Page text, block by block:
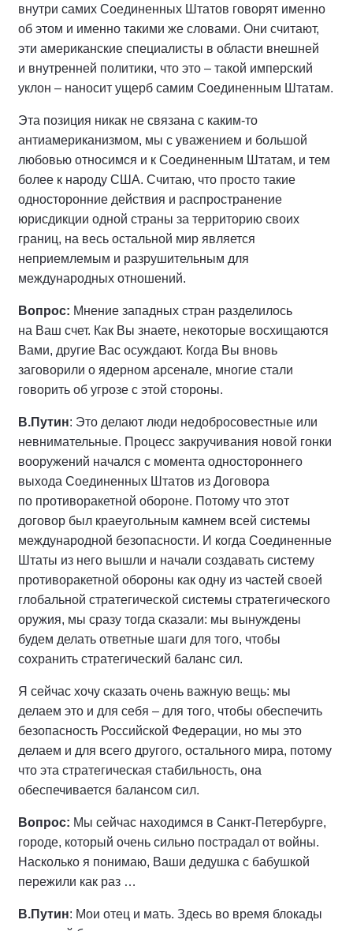
внутри самих Соединенных Штатов говорят именно
об этом и именно такими же словами. Они считают,
эти американские специалисты в области внешней
и внутренней политики, что это – такой имперский
уклон – наносит ущерб самим Соединенным Штатам.
Эта позиция никак не связана с каким‑то
антиамериканизмом, мы с уважением и большой
любовью относимся и к Соединенным Штатам, и тем
более к народу США. Считаю, что просто такие
односторонние действия и распространение
юрисдикции одной страны за территорию своих
границ, на весь остальной мир является
неприемлемым и разрушительным для
международных отношений.
Вопрос: Мнение западных стран разделилось
на Ваш счет. Как Вы знаете, некоторые восхищаются
Вами, другие Вас осуждают. Когда Вы вновь
заговорили о ядерном арсенале, многие стали
говорить об угрозе с этой стороны.
В.Путин: Это делают люди недобросовестные или
невнимательные. Процесс закручивания новой гонки
вооружений начался с момента одностороннего
выхода Соединенных Штатов из Договора
по противоракетной обороне. Потому что этот
договор был краеугольным камнем всей системы
международной безопасности. И когда Соединенные
Штаты из него вышли и начали создавать систему
противоракетной обороны как одну из частей своей
глобальной стратегической системы стратегического
оружия, мы сразу тогда сказали: мы вынуждены
будем делать ответные шаги для того, чтобы
сохранить стратегический баланс сил.
Я сейчас хочу сказать очень важную вещь: мы
делаем это и для себя – для того, чтобы обеспечить
безопасность Российской Федерации, но мы это
делаем и для всего другого, остального мира, потому
что эта стратегическая стабильность, она
обеспечивается балансом сил.
Вопрос: Мы сейчас находимся в Санкт-Петербурге,
городе, который очень сильно пострадал от войны.
Насколько я понимаю, Ваши дедушка с бабушкой
пережили как раз …
В.Путин: Мои отец и мать. Здесь во время блокады